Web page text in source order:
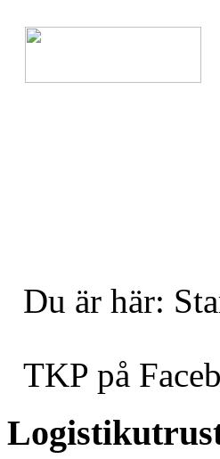
Du är här:
TKP på